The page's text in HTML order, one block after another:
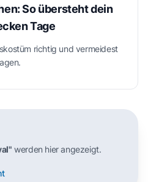
So übersteht dein
Tage
richtig und vermeidest
werden hier angezeigt.